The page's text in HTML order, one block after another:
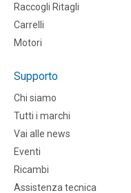
Raccogli Ritagli
Carrelli
Motori
Supporto
Chi siamo
Tutti i marchi
Vai alle news
Eventi
Ricambi
Assistenza tecnica